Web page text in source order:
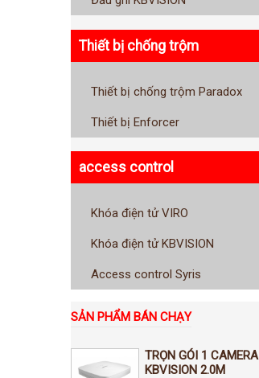
Thiết bị chống trộm
Thiết bị chống trộm Paradox
Thiết bị Enforcer
access control
Khóa điện tử VIRO
Khóa điện tử KBVISION
Access control Syris
SẢN PHẨM BÁN CHẠY
TRỌN GÓI 1 CAMERA
KBVISION 2.0M